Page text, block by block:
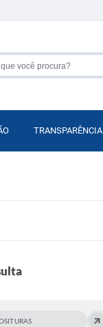
TRANSPARÊNCIA